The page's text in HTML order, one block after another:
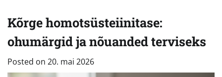
Kõrge homotsüsteiinitase:
ohumärgid ja nõuanded terviseks
Posted on 20. mai 2026